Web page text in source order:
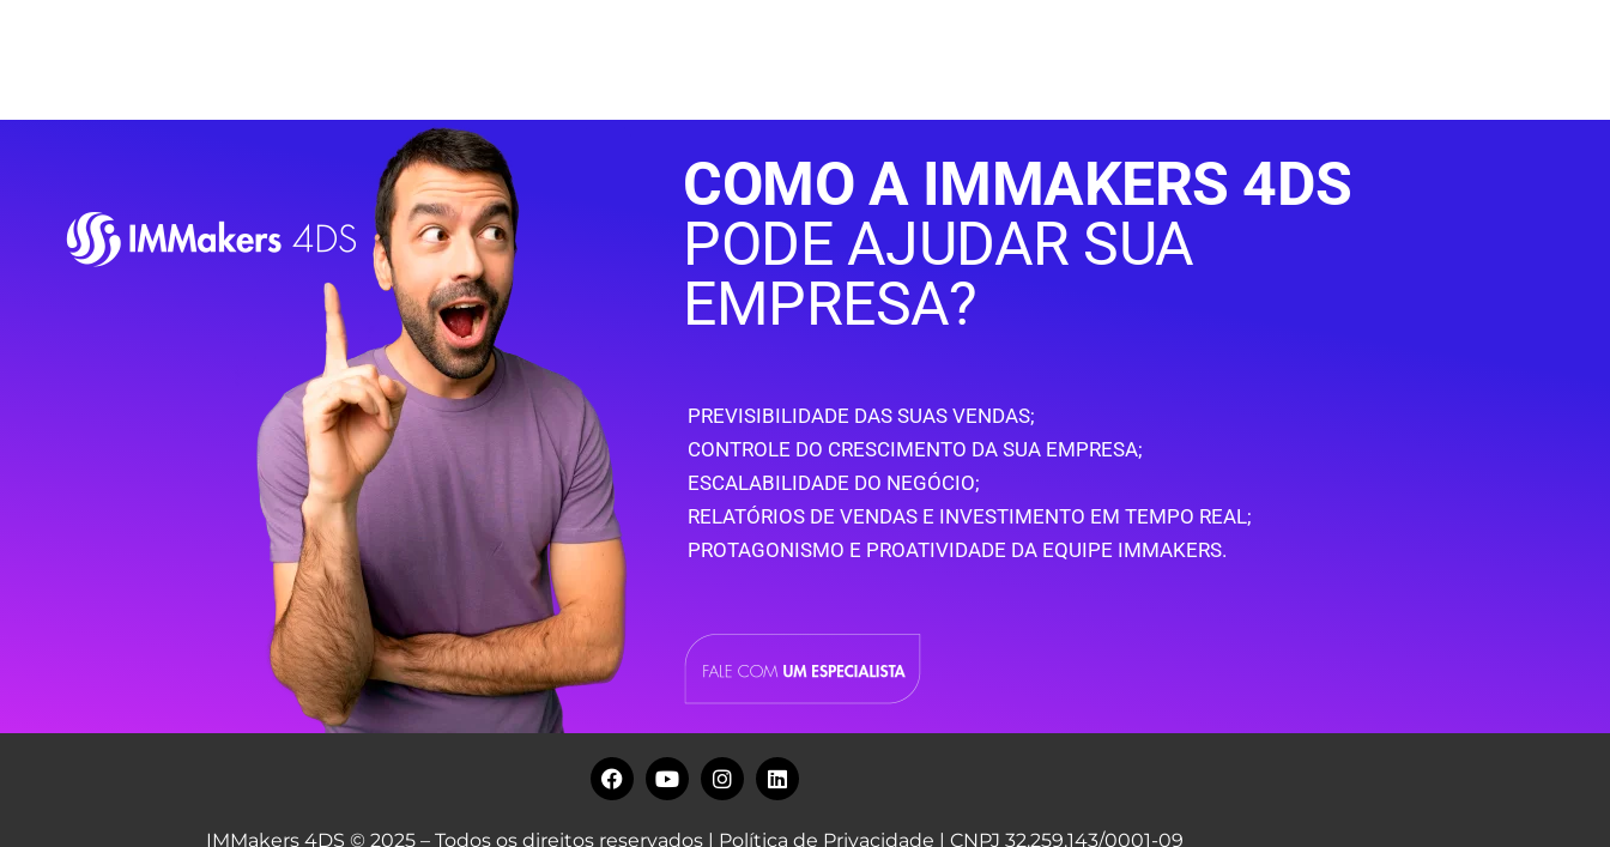
COMO A IMMAKERS 4DS
PODE AJUDAR SUA
EMPRESA?
PREVISIBILIDADE DAS SUAS VENDAS;
CONTROLE DO CRESCIMENTO DA SUA EMPRESA;
ESCALABILIDADE DO NEGÓCIO;
RELATÓRIOS DE VENDAS E INVESTIMENTO EM TEMPO REAL;
PROTAGONISMO E PROATIVIDADE DA EQUIPE IMMAKERS.
IMMakers 4DS © 2025 – Todos os direitos reservados | Política de Privacidade | CNPJ 32.259.143/0001-09